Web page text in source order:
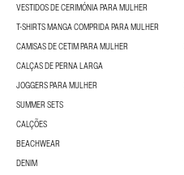
VESTIDOS DE CERIMÓNIA PARA MULHER
T-SHIRTS MANGA COMPRIDA PARA MULHER
CAMISAS DE CETIM PARA MULHER
CALÇAS DE PERNA LARGA
JOGGERS PARA MULHER
SUMMER SETS
CALÇÕES
BEACHWEAR
DENIM